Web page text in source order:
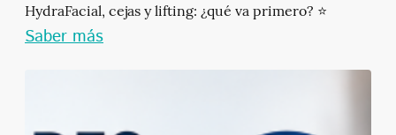
HydraFacial, cejas y lifting: ¿qué va primero? ⭐
Saber más